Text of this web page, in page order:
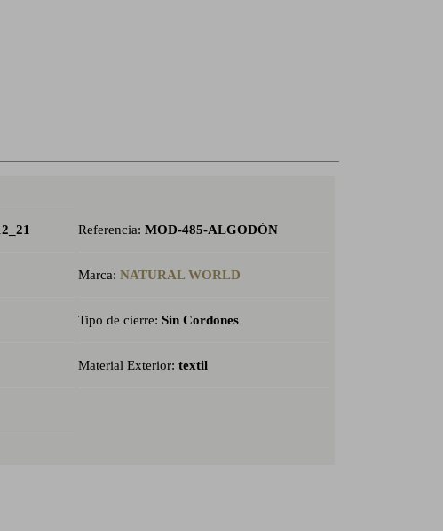
Referencia: MOD-485-ALGODÓN
Marca: NATURAL WORLD
Tipo de cierre: Sin Cordones
Material Exterior: textil